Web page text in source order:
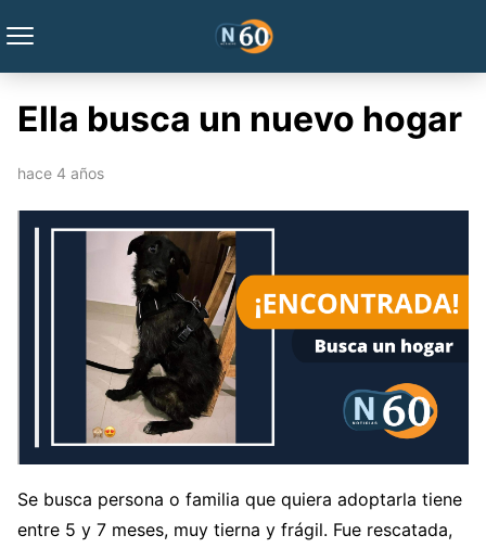
Ella busca un nuevo hogar
hace 4 años
Se busca persona o familia que quiera adoptarla tiene
entre 5 y 7 meses, muy tierna y frágil. Fue rescatada,